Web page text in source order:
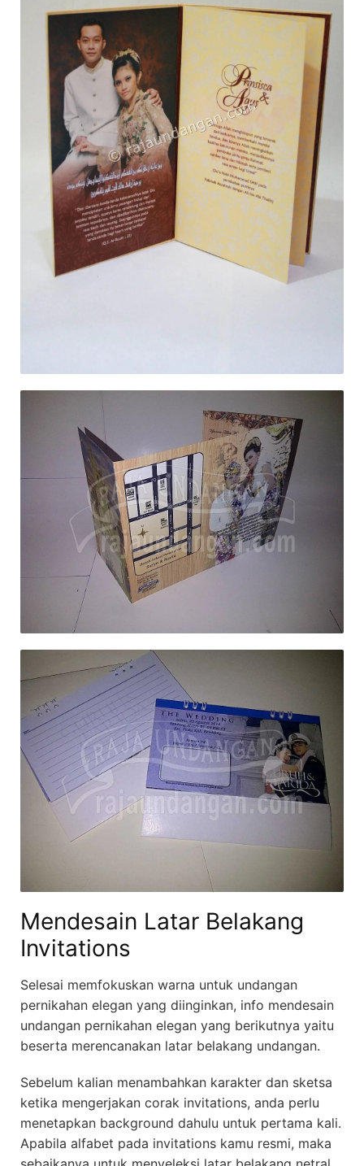
Mendesain Latar Belakang
Invitations
Selesai memfokuskan warna untuk undangan
pernikahan elegan yang diinginkan, info mendesain
undangan pernikahan elegan yang berikutnya yaitu
beserta merencanakan latar belakang undangan.
Sebelum kalian menambahkan karakter dan sketsa
ketika mengerjakan corak invitations, anda perlu
menetapkan background dahulu untuk pertama kali.
Apabila alfabet pada invitations kamu resmi, maka